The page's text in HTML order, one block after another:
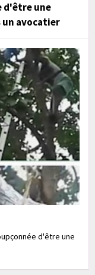
d'être une
un avocatier
d'être une